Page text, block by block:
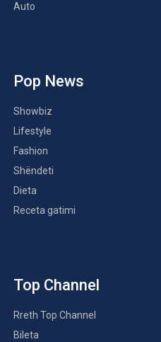
Auto
Pop News
Showbiz
Lifestyle
Fashion
Shëndeti
Dieta
Receta gatimi
Top Channel
Rreth Top Channel
Bileta